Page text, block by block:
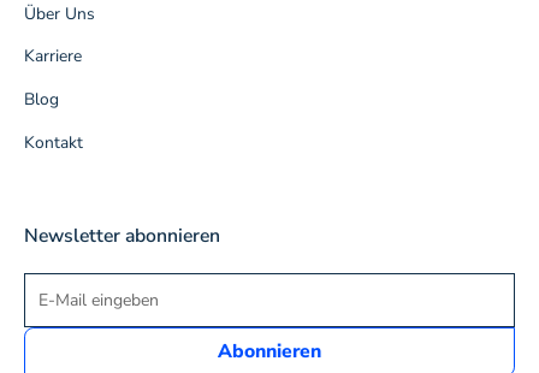
Über Uns
Karriere
Blog
Kontakt
Newsletter abonnieren